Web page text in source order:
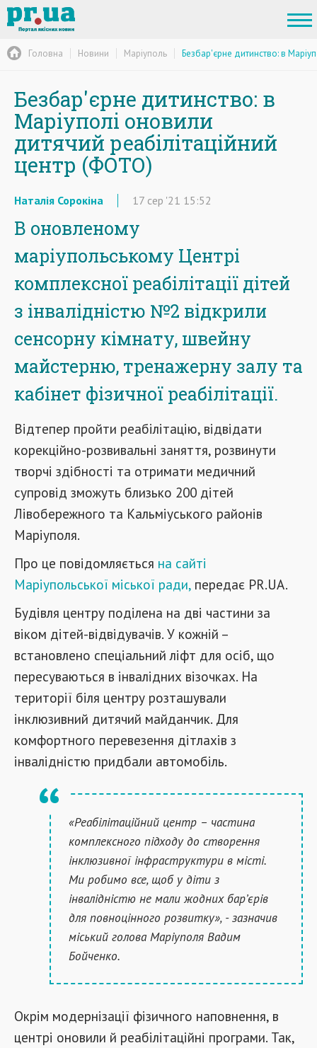
Головна Новини Маріуполь Безбар'єрне дитинство: в
Безбар'єрне дитинство: в
Маріуполі оновили
дитячий реабілітаційний
центр (ФОТО)
Наталія Сорокіна 17 сер '21 15:52
В оновленому
маріупольському Центрі
комплексної реабілітації дітей
з інвалідністю №2 відкрили
сенсорну кімнату, швейну
майстерню, тренажерну залу та
кабінет фізичної реабілітації.
Відтепер пройти реабілітацію, відвідати
корекційно-розвивальні заняття, розвинути
творчі здібності та отримати медичний
супровід зможуть близько 200 дітей
Лівобережного та Кальміуського районів
Маріуполя.
Про це повідомляється на сайті
Маріупольської міської ради, передає PR.UA.
Будівля центру поділена на дві частини за
віком дітей-відвідувачів. У кожній –
встановлено спеціальний ліфт для осіб, що
пересуваються в інвалідних візочках. На
території біля центру розташували
інклюзивний дитячий майданчик. Для
комфортного перевезення дітлахів з
інвалідністю придбали автомобіль.
«Реабілітаційний центр – частина
комплексного підходу до створення
інклюзивної інфраструктури в місті.
Ми робимо все, щоб у діти з
інвалідністю не мали жодних бар’єрів
для повноцінного розвитку», - зазначив
міський голова Маріуполя Вадим
Бойченко.
Окрім модернізації фізичного наповнення, в
центрі оновили й реабілітаційні програми. Так,